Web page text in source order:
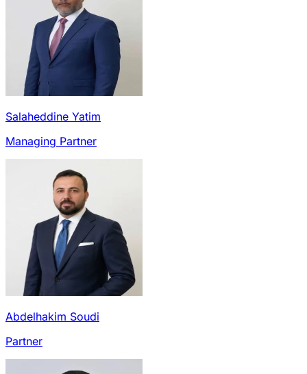
Salaheddine Yatim
Managing Partner
Abdelhakim Soudi
Partner